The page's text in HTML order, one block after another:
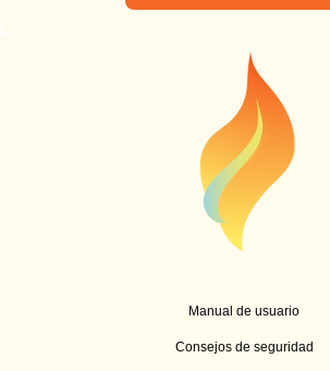
Manual de usuario
Consejos de seguridad